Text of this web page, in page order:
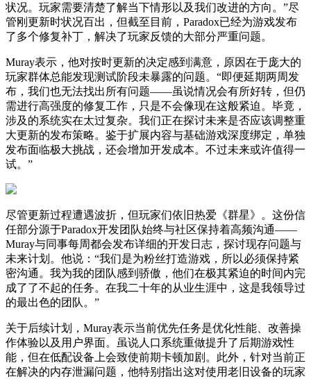
状况。玩家需要清楚了解当下情形以及我们改进的方向。”尽
管刚更新时状况百出，但截至目前，Paradox已经为游戏发布
了多个修复补丁，解决了玩家反馈的大部分严重问题。
Muray表示，他对按时更新的决定感到满意，原因在于庞大的
玩家群体总能发现测试阶段未暴露的问题。“即便延期两周发
布，我们也无法找出所有问题——虽说情况会有所好转，但仍
需进行高强度的修复工作，只是不会像现在这般紧迫。毕竟，
涉及的系统实在太过复杂。我们正在探讨未来是否应该调整重
大更新的发布策略。鉴于扩展内容与基础游戏深度绑定，单独
发布面临极大挑战，还会增加开发成本。不过未来或许值得一
试。”
尽管更新过程遭遇波折，但玩家们依旧热爱《群星》。这份信
任部分源于Paradox开发团队始终与社区保持着高频沟通——
Muray与同事每周都会发布详细的开发日志，探讨现存问题与
未来计划。他说：“我们是为粉丝打造游戏，所以必须保持紧
密沟通。我为我的团队感到骄傲，他们在极其紧迫的时间内完
成了了不起的任务。在我二十年的从业生涯中，这是我领导过
的最出色的团队。”
关于后续计划，Muray表示当前优先任务是优化性能、改善操
作体验以及用户界面。虽说人口系统重做提升了后期游戏性
能，但在低配设备上会致使前期卡顿加剧。此外，针对当前正
在解决的内存泄漏问题，他特别指出这对使用老旧设备的玩家